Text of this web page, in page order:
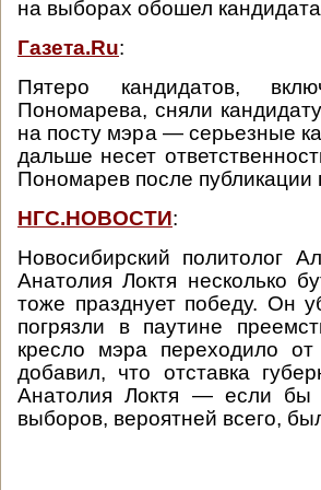
на выборах обошел
Газета.Ru:
Пятеро кандидатов,
Пономарева, сняли
на посту мэра — серьезные
дальше несет
Пономарев после публикации
НГС.НОВОСТИ:
Новосибирский политолог
Анатолия Локтя несколько
тоже празднует победу. Он
погрязли в паутине
кресло мэра переходило
добавил, что отставка
Анатолия Локтя — если бы
выборов, вероятней всего,